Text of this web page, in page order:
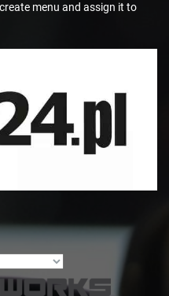
menu and assign it to